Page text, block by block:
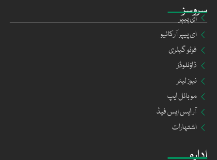
ادارہ
سروسز
ای پیپر
ای پیپر آرکائیو
فوٹو گیلری
ڈاؤنلوڈز
نیوز لیٹر
موبائل ایپ
آر ایس ایس فیڈ
اشتہارات